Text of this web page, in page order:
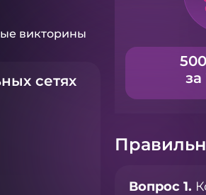
викторины
сетях
за
Вопрос 1.